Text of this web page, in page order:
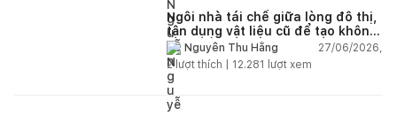
Ngôi nhà tái chế giữa lòng đô thị,
tận dụng vật liệu cũ để tạo không
gian sống linh hoạt
Nguyễn Thu Hằng
27/06/2026,
2lượt thích | 12.281 lượt xem